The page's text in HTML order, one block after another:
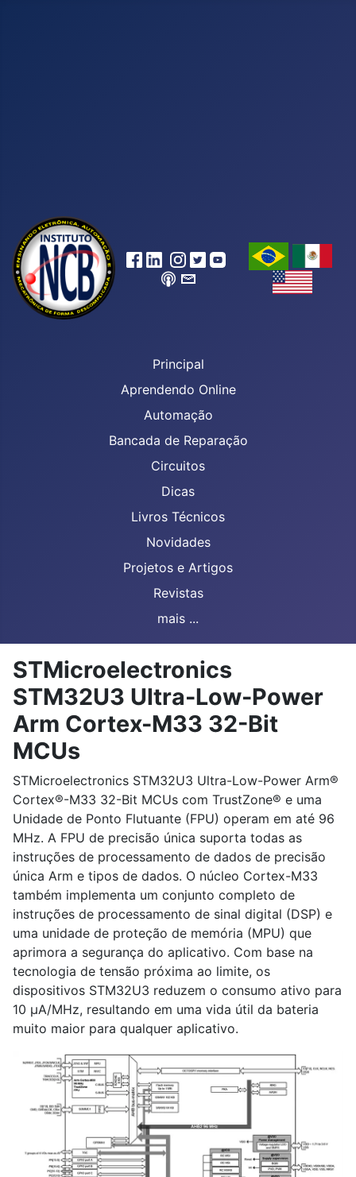
Principal
Aprendendo Online
Automação
Bancada de Reparação
Circuitos
Dicas
Livros Técnicos
Novidades
Projetos e Artigos
Revistas
mais ...
STMicroelectronics
STM32U3 Ultra-Low-Power
Arm Cortex-M33 32-Bit
MCUs
STMicroelectronics STM32U3 Ultra-Low-Power Arm®
Cortex®-M33 32-Bit MCUs com TrustZone® e uma
Unidade de Ponto Flutuante (FPU) operam em até 96
MHz. A FPU de precisão única suporta todas as
instruções de processamento de dados de precisão
única Arm e tipos de dados. O núcleo Cortex-M33
também implementa um conjunto completo de
instruções de processamento de sinal digital (DSP) e
uma unidade de proteção de memória (MPU) que
aprimora a segurança do aplicativo. Com base na
tecnologia de tensão próxima ao limite, os
dispositivos STM32U3 reduzem o consumo ativo para
10 µA/MHz, resultando em uma vida útil da bateria
muito maior para qualquer aplicativo.